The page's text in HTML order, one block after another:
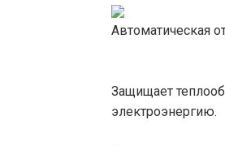
Автоматическая
Защищает
электроэнергию.